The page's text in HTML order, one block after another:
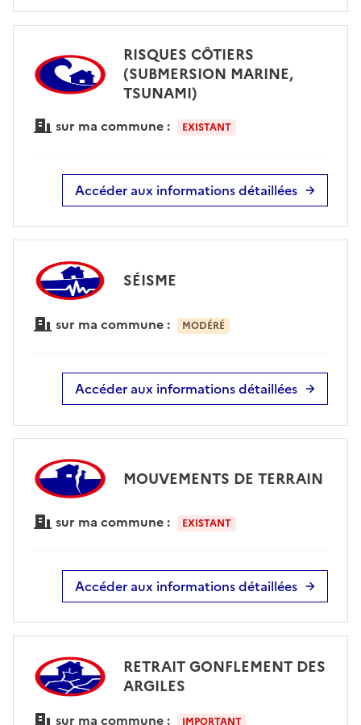
RISQUES CÔTIERS
(SUBMERSION MARINE,
TSUNAMI)
sur ma commune : EXISTANT
Accéder aux informations détaillées
SÉISME
sur ma commune : MODÉRÉ
Accéder aux informations détaillées
MOUVEMENTS DE TERRAIN
sur ma commune : EXISTANT
Accéder aux informations détaillées
RETRAIT GONFLEMENT DES
ARGILES
sur ma commune : IMPORTANT